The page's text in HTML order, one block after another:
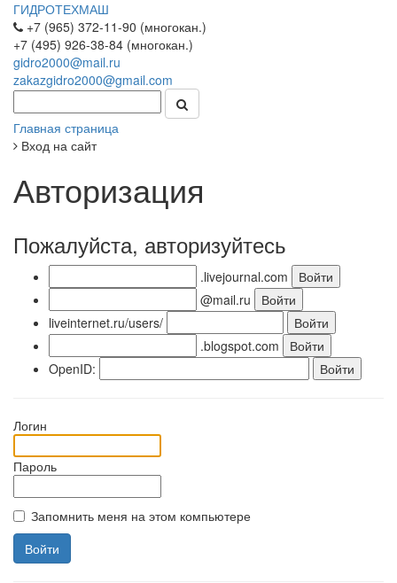
ГИДРОТЕХМАШ
+7 (965) 372-11-90 (многокан.)
+7 (495) 926-38-84 (многокан.)
gidro2000@mail.ru
zakazgidro2000@gmail.com
Главная страница
Вход на сайт
Авторизация
Пожалуйста, авторизуйтесь
.livejournal.com
@mail.ru
liveinternet.ru/users/
.blogspot.com
OpenID:
Логин
Пароль
Запомнить меня на этом компьютере